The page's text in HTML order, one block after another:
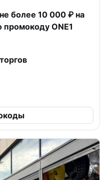
более 10 000 ₽ на
промокоду ONE1